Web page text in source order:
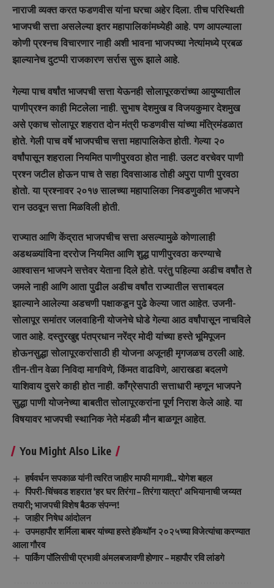
नाराजी व्यक्त करत फडणवीस यांना घरचा अहेर दिला. तीच परिस्थिती
भाजपची सत्ता असलेल्या इतर महापालिकांमध्येही आहे. पण आपल्याला
कोणी प्रश्नच विचारणार नाही अशी भावना भाजपच्या नेत्यांमध्ये प्रबळ
झाल्यानेच दुटप्पी राजकारण सर्रास सुरू झाले आहे.
गेल्या पाच वर्षांत भाजपची सत्ता येऊनही सोलापूरकरांच्या आयुष्यातील
पाणीप्रश्न काही मिटलेला नाही. सुभाष देशमुख व विजयकुमार देशमुख
असे एकाच सोलापूर शहरात दोन मंत्री फडणवीस यांच्या मंत्रिमंडळात
होते. गेली पाच वर्षे भाजपचीच सत्ता महापालिकेत होती. गेल्या २०
वर्षांपासून शहराला नियमित पाणीपुरवठा होत नाही. उलट वरचेवर पाणी
प्रश्न जटील होऊन पाच ते सहा दिवसाआड तोही अपुरा पाणी पुरवठा
होतो. या प्रश्नावर २०१७ सालच्या महापालिका निवडणुकीत भाजपने
रान उठवून सत्ता मिळविली होती.
राज्यात आणि केंद्रात भाजपचीच सत्ता असल्यामुळे कोणालाही
अडथळ्यांविना दररोज नियमित आणि शुद्ध पाणीपुरवठा करण्याचे
आश्वासन भाजपने सत्तेवर येताना दिले होते. परंतु पहिल्या अडीच वर्षांत ते
जमले नाही आणि आता पुढील अडीच वर्षांत राज्यातील सत्ताबदल
झाल्याने आलेल्या अडचणी पक्षाकडून पुढे केल्या जात आहेत. उजनी-
सोलापूर समांतर जलवाहिनी योजनेचे घोडे गेल्या आठ वर्षांपासून नाचविले
जात आहे. दस्तुरखुद्द पंतप्रधान नरेंद्र मोदी यांच्या हस्ते भूमिपूजन
होऊनसुद्धा सोलापूरकरांसाठी ही योजना अजूनही मृगजळच ठरली आहे.
तीन-तीन वेळा निविदा मागविणे, किंमत वाढविणे, आराखडा बदलणे
याशिवाय दुसरे काही होत नाही. काँग्रेसपाठी सत्ताधारी म्हणून भाजपने
सुद्धा पाणी योजनेच्या बाबतीत सोलापूरकरांना पूर्ण निराश केले आहे. या
विषयावर भाजपची स्थानिक नेते मंडळी मौन बाळगून आहेत.
You Might Also Like
हर्षवर्धन सपकाळ यांनी त्वरित जाहीर माफी मागावी.. योगेश बहल
पिंपरी-चिंचवड शहरात ‘हर घर तिरंगा – तिरंगा यात्रा’ अभियानाची जय्यत
तयारी; भाजपची विशेष बैठक संपन्न!
जाहीर निषेध आंदोलन
उपमहापौर शर्मिला बाबर यांच्या हस्ते हॅकेथॉन २०२५च्या विजेत्यांचा करण्यात
आला गौरव
पार्किंग पॉलिसीची प्रभावी अंमलबजावणी होणार – महापौर रवि लांडगे